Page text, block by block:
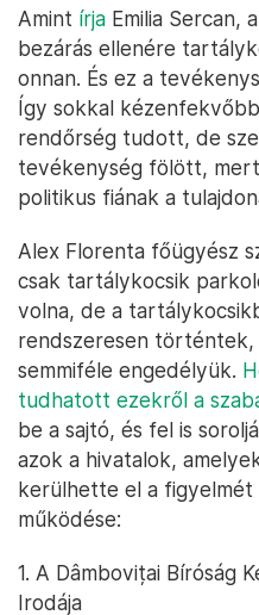
Amint írja Emilia Sercan,
bezárás ellenére
onnan. És ez a
Így sokkal
rendőrség tudott, de
tevékenység fölött,
politikus fiának a
Alex Florenta főügyész
csak tartálykocsik
volna, de a
rendszeresen
semmiféle engedélyük.
tudhatott ezekről a
be a sajtó, és fel is
azok a hivatalok,
kerülhette el a figyelmét
működése:
1. A Dâmbovițai Bíróság
Irodája